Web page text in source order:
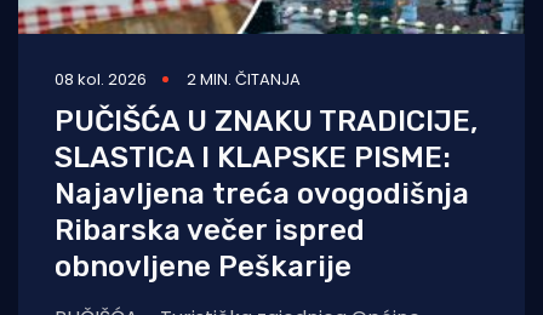
08 kol. 2026 2 MIN. ČITANJA
PUČIŠĆA U ZNAKU TRADICIJE,
SLASTICA I KLAPSKE PISME:
Najavljena treća ovogodišnja
Ribarska večer ispred
obnovljene Peškarije